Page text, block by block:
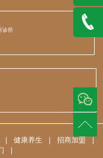
诊所
| 健康养生 | 招商加盟
|
|
QQ在